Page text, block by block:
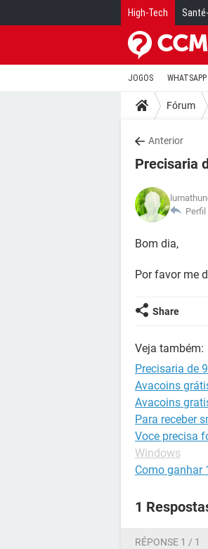
High-Tech
JOGOS WHATSAPP
Fórum
Anterior
Precisaria
Perfil
Bom dia,
Por favor me
Share
Veja também:
Precisaria de
Avacoins
Avacoins
Para receber
Voce precisa
Windows
Como ganhar
1
RÉPONSE 1 / 1